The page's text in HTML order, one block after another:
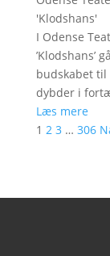
'Klodshans'
I Odense
’Klodshans’
budskabet
dybder i
Læs mere
1 2 3 … 306